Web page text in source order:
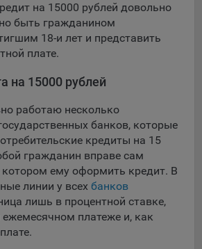
корректной работы сайта.
поручаем обработку данных для
договора аренды ООО «Рэкун
cookie-файлы не позволит
совершенствованию работы
пользователя, а также
рекламы, иных рекламных
актуальному, подходящему
на 15000 рублей довольно
быть гражданином
18-и лет и представить
плате.
на 15000 рублей
работаю несколько
банков, которые
кредиты на 15
гражданин вправе сам
ему оформить кредит. В
линии у всех банков
лишь в процентной ставке,
ежемесячном платеже и, как